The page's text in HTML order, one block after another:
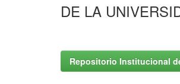
DE LA
Repositorio Institucional